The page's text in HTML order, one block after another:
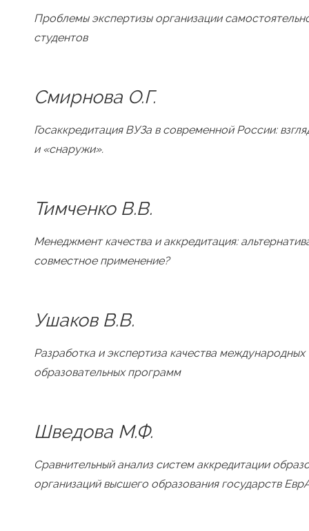
Проблемы экспертизы организации
студентов
Смирнова О.Г.
Госаккредитация ВУЗа в современной России:
и «снаружи».
Тимченко В.В.
Менеджмент качества и аккредитация:
совместное применение?
Ушаков В.В.
Разработка и экспертиза качества международных
образовательных программ
Шведова М.Ф.
Сравнительный анализ систем аккредитации
организаций высшего образования государств